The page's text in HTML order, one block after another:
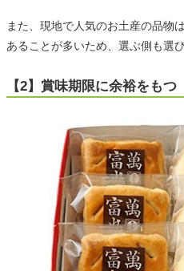
また、現地で人気のお土産の品物
あることが多いため、選ぶ側も選
【2】賞味期限に余裕をもつ